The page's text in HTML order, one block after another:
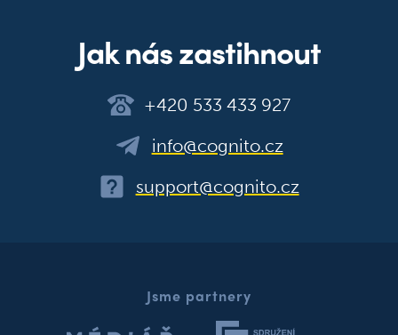
Jak nás zastihnout
+420 533 433 927
info@cognito.cz
support@cognito.cz
Jsme partnery